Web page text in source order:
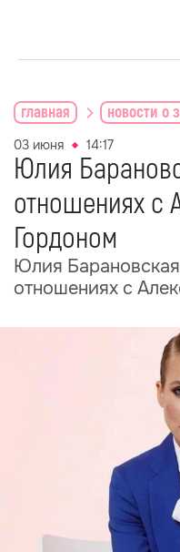
главная новости о
03 июня 14:17
Юлия
отношениях с
Гордоном
Юлия
отношениях с